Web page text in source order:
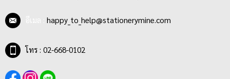
happy_to_help@stationerymine.com
โทร : 02-668-0102